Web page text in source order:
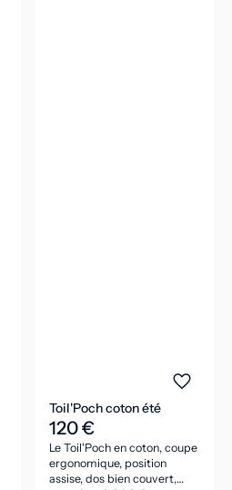
Toil'Poch coton été
120 €
Le Toil'Poch en coton, coupe
ergonomique, position
assise, dos bien couvert,